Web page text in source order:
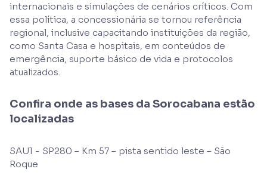
internacionais e simulações de cenários críticos. Com
essa política, a concessionária se tornou referência
regional, inclusive capacitando instituições da região,
como Santa Casa e hospitais, em conteúdos de
emergência, suporte básico de vida e protocolos
atualizados.
Confira onde as bases da Sorocabana estão
localizadas
SAU1 - SP280 – Km 57 – pista sentido leste – São
Roque